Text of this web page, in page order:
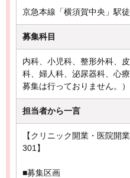
京急本線「横須賀中央」駅
募集科目
内科、小児科、整形外科、
科、婦人科、泌尿器科、心
募集は行っておりません。）
担当者から一言
【クリニック開業・医院開
301】
■募集区画